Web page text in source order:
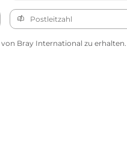
Bray International zu erhalten.